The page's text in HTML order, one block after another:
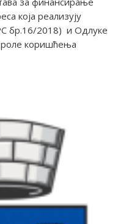
која реализују
бр.16/2018) и Одлуке
коришћења